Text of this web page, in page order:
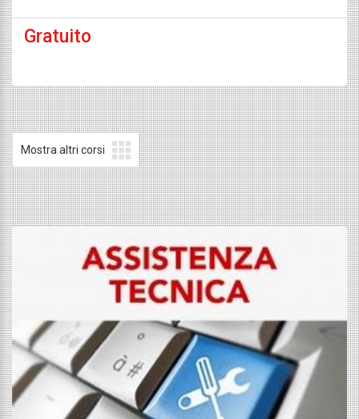
Gratuito
Mostra altri corsi